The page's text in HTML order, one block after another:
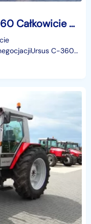
Ciągnik Rolniczy Ursus C-360 Całkowicie Odrestaurowany 1978r
C-360.
W pełni